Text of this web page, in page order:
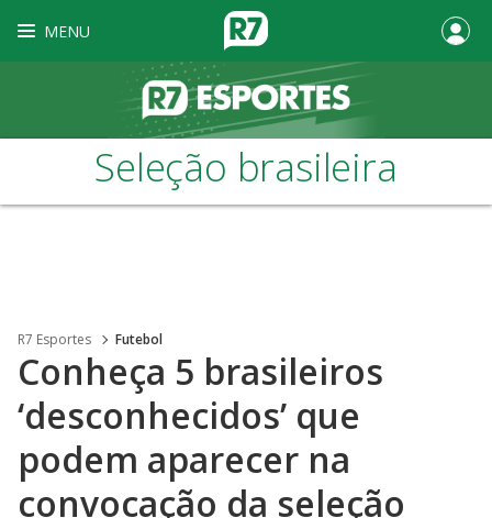
MENU
Seleção brasileira
R7 Esportes Futebol
Conheça 5 brasileiros
‘desconhecidos’ que
podem aparecer na
convocação da seleção